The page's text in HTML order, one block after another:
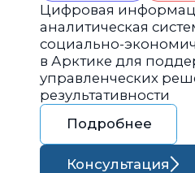
Цифровая
аналитическая
социально-
в Арктике для
управленческих
результативности
Подробнее
Консультация